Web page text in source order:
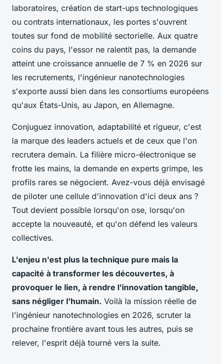
laboratoires, création de start-ups technologiques
ou contrats internationaux, les portes s'ouvrent
toutes sur fond de mobilité sectorielle. Aux quatre
coins du pays, l'essor ne ralentit pas, la demande
atteint une croissance annuelle de 7 % en 2026 sur
les recrutements, l'ingénieur nanotechnologies
s'exporte aussi bien dans les consortiums européens
qu'aux États-Unis, au Japon, en Allemagne.
Conjuguez innovation, adaptabilité et rigueur, c'est
la marque des leaders actuels et de ceux que l'on
recrutera demain. La filière micro-électronique se
frotte les mains, la demande en experts grimpe, les
profils rares se négocient. Avez-vous déjà envisagé
de piloter une cellule d'innovation d'ici deux ans ?
Tout devient possible lorsqu'on ose, lorsqu'on
accepte la nouveauté, et qu'on défend les valeurs
collectives.
L'enjeu n'est plus la technique pure mais la
capacité à transformer les découvertes, à
provoquer le lien, à rendre l'innovation tangible,
sans négliger l'humain. Voilà la mission réelle de
l'ingénieur nanotechnologies en 2026, scruter la
prochaine frontière avant tous les autres, puis se
relever, l'esprit déjà tourné vers la suite.